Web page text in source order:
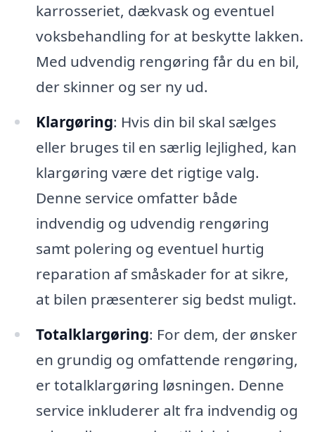
karrosseriet, dækvask og eventuel
voksbehandling for at beskytte lakken.
Med udvendig rengøring får du en bil,
der skinner og ser ny ud.
Klargøring: Hvis din bil skal sælges
eller bruges til en særlig lejlighed, kan
klargøring være det rigtige valg.
Denne service omfatter både
indvendig og udvendig rengøring
samt polering og eventuel hurtig
reparation af småskader for at sikre,
at bilen præsenterer sig bedst muligt.
Totalklargøring: For dem, der ønsker
en grundig og omfattende rengøring,
er totalklargøring løsningen. Denne
service inkluderer alt fra indvendig og